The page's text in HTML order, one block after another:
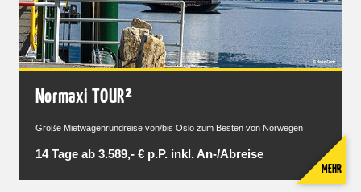
Normaxi TOUR²
Große Mietwagenrundreise von/bis Oslo zum Besten von Norwegen
14 Tage ab 3.589,- € p.P. inkl. An-/Abreise
MEHR